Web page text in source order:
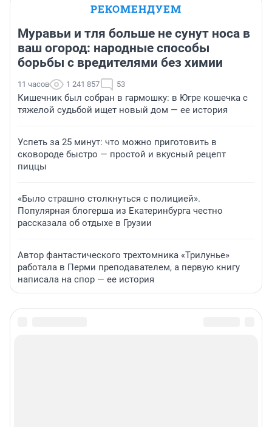
РЕКОМЕНДУЕМ
Муравьи и тля больше не сунут носа в
ваш огород: народные способы
борьбы с вредителями без химии
11 часов 1 241 857 53
Кишечник был собран в гармошку: в Югре кошечка с
тяжелой судьбой ищет новый дом — ее история
Успеть за 25 минут: что можно приготовить в
сковороде быстро — простой и вкусный рецепт
пиццы
«Было страшно столкнуться с полицией».
Популярная блогерша из Екатеринбурга честно
рассказала об отдыхе в Грузии
Автор фантастического трехтомника «Трилунье»
работала в Перми преподавателем, а первую книгу
написала на спор — ее история